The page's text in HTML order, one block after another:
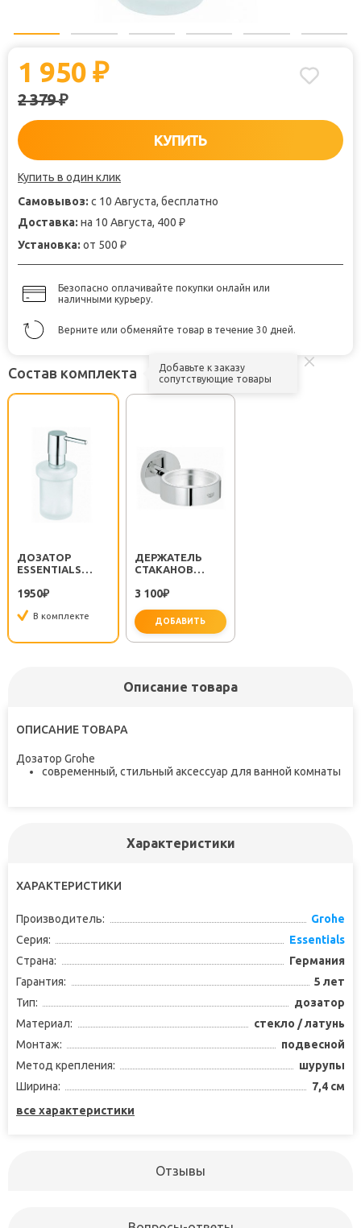
1 950₽
2 379₽
КУПИТЬ
Купить в один клик
Самовывоз: с 10 Августа, бесплатно
Доставка: на 10 Августа, 400 ₽
Установка: от 500 ₽
Безопасно оплачивайте покупки онлайн или
наличными курьеру.
Верните или обменяйте товар в течение 30 дней.
Состав комплекта
Добавьте к заказу
сопутствующие товары
ДОЗАТОР
ESSENTIALS
1950₽
В комплекте
ДЕРЖАТЕЛЬ
СТАКАНОВ
40369000
3 100₽
ДОБАВИТЬ
Описание товара
ОПИСАНИЕ ТОВАРА
Дозатор Grohe
современный, стильный аксессуар для ванной комнаты
Характеристики
ХАРАКТЕРИСТИКИ
Производитель:
Grohe
Серия:
Essentials
Страна:
Германия
Гарантия:
5 лет
Тип:
дозатор
Материал:
стекло / латунь
Монтаж:
подвесной
Метод крепления:
шурупы
Ширина:
7,4 см
все характеристики
Отзывы